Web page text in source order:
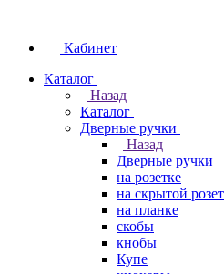
Кабинет
Каталог
Назад
Каталог
Дверные ручки
Назад
Дверные ручки
на розетке
на скрытой
на планке
скобы
кнобы
Купе